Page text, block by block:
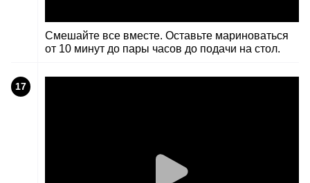
Смешайте все вместе. Оставьте мариноваться
от 10 минут до пары часов до подачи на стол.
17